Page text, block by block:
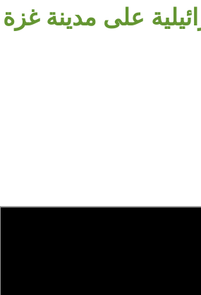
على مدينة غزة